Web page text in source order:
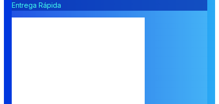
Entrega Rápida